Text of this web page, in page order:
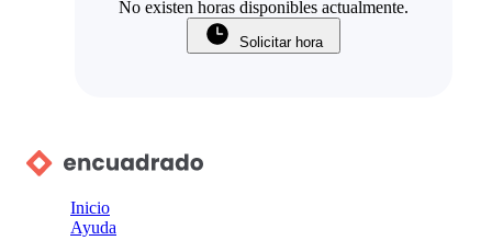
No existen horas disponibles actualmente.
Solicitar hora
Inicio
Ayuda